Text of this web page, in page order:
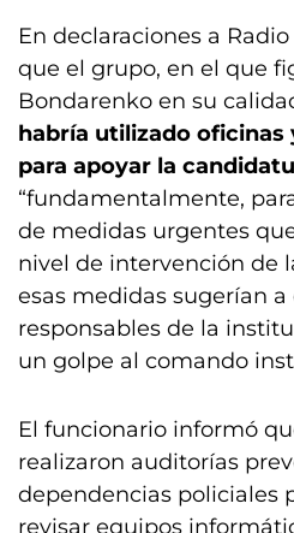
En declaraciones a
que el grupo, en el que
Bondarenko en su
habría utilizado oficinas
para apoyar la
“fundamentalmente,
de medidas urgentes
nivel de intervención de
esas medidas sugerían
responsables de la
un golpe al comando
El funcionario informó
realizaron auditorías
dependencias policiales
revisar equipos